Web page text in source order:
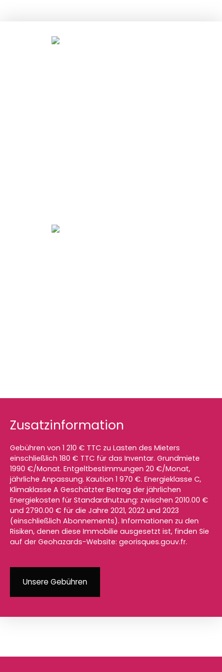
Zusatzinformation
Gebühren von 1 210 € TTC zu Lasten des Mieters
einschließlich 180 € TTC für das Inventar. Grundmiete
1990 €/Monat. Entgeltbestimmungen 20 €/Monat,
jährliche Anpassung. Kaution 1 970 €. Energieklasse C,
Klimaklasse A Geschätzter Betrag der jährlichen
Energiekosten für Standardnutzung: zwischen 2010.00 €
und 2790.00 € für die Jahre 2021, 2022 und 2023
(einschließlich Abonnements). Informationen zu den
Risiken, denen diese Immobilie ausgesetzt ist, finden Sie
auf der Geohazards-Website: georisques.gouv.fr.
Unsere Gebühren